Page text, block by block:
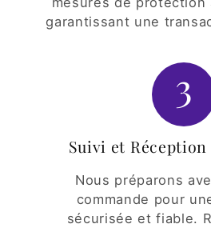
garantissant une
3
Suivi et Réception
Nous préparons
commande pour
sécurisée et fiable.